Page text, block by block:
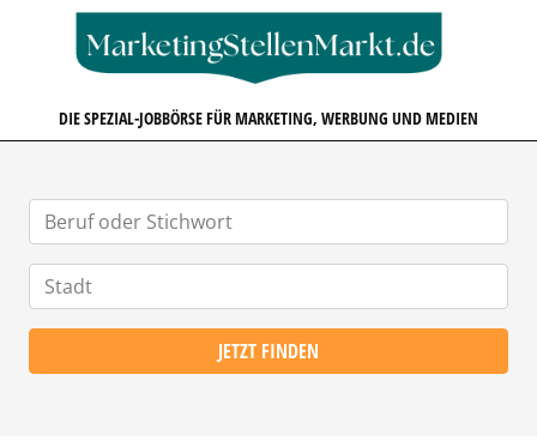
DIE SPEZIAL-JOBBÖRSE FÜR MARKETING, WERBUNG UND MEDIEN
JETZT FINDEN